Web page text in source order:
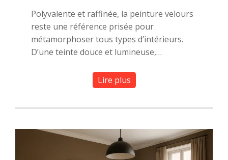
Polyvalente et raffinée, la peinture velours
reste une référence prisée pour
métamorphoser tous types d’intérieurs.
D’une teinte douce et lumineuse,…
Lire plus